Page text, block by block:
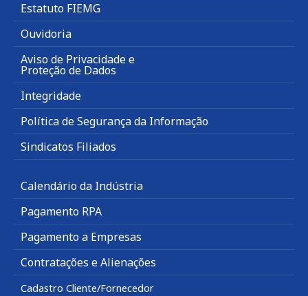
Estatuto FIEMG
Ouvidoria
Aviso de Privacidade e
Proteção de Dados
Integridade
Política de Segurança da Informação
Sindicatos Filiados
Calendário da Indústria
Pagamento RPA
Pagamento a Empresas
Contratações e Alienações
Cadastro Cliente/Fornecedor